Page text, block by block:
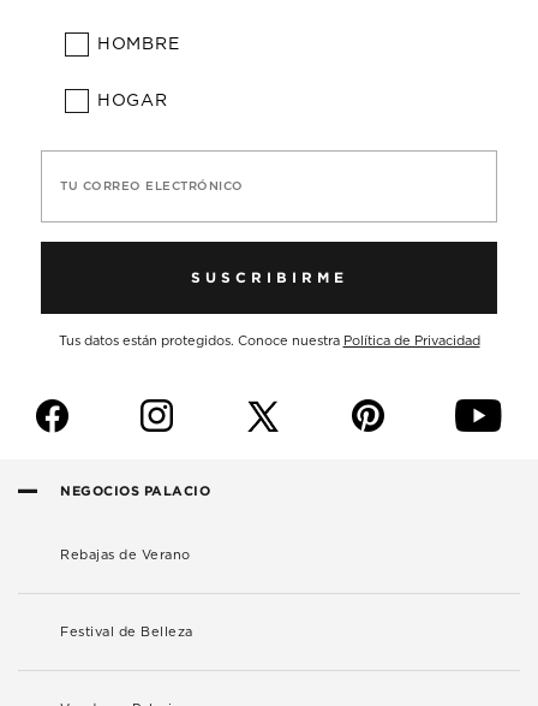
HOMBRE
HOGAR
TU CORREO ELECTRÓNICO
SUSCRIBIRME
Tus datos están protegidos. Conoce nuestra Política de Privacidad
f i p y
NEGOCIOS PALACIO
Rebajas de Verano
Festival de Belleza